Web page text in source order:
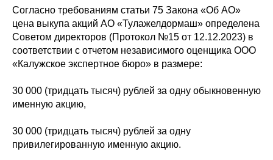
Согласно требованиям статьи 75 Закона «Об АО»
цена выкупа акций АО «Тулажелдормаш» определена
Советом директоров (Протокол №15 от 12.12.2023) в
соответствии с отчетом независимого оценщика ООО
«Калужское экспертное бюро» в размере:
30 000 (тридцать тысяч) рублей за одну обыкновенную
именную акцию,
30 000 (тридцать тысяч) рублей за одну
привилегированную именную акцию.